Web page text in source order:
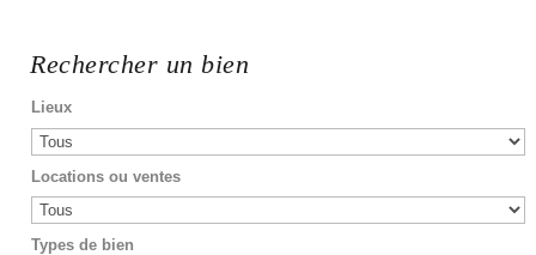
Rechercher un bien
Lieux
Locations ou ventes
Types de bien